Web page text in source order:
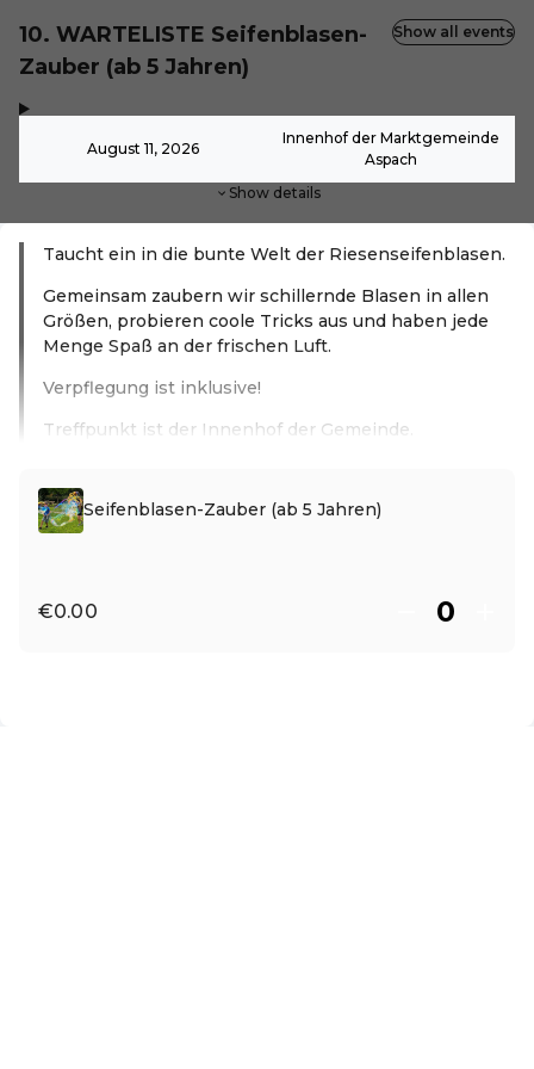
10. WARTELISTE Seifenblasen-
Zauber (ab 5 Jahren)
August 11, 2026
Innenhof der Marktgemeinde
Aspach
Show details
Show all events
Taucht ein in die bunte Welt der Riesenseifenblasen.
Gemeinsam zaubern wir schillernde Blasen in allen
Größen, probieren coole Tricks aus und haben jede
Menge Spaß an der frischen Luft.
Verpflegung ist inklusive!
Treffpunkt ist der Innenhof der Gemeinde.
Seifenblasen-Zauber (ab 5 Jahren)
€0.00